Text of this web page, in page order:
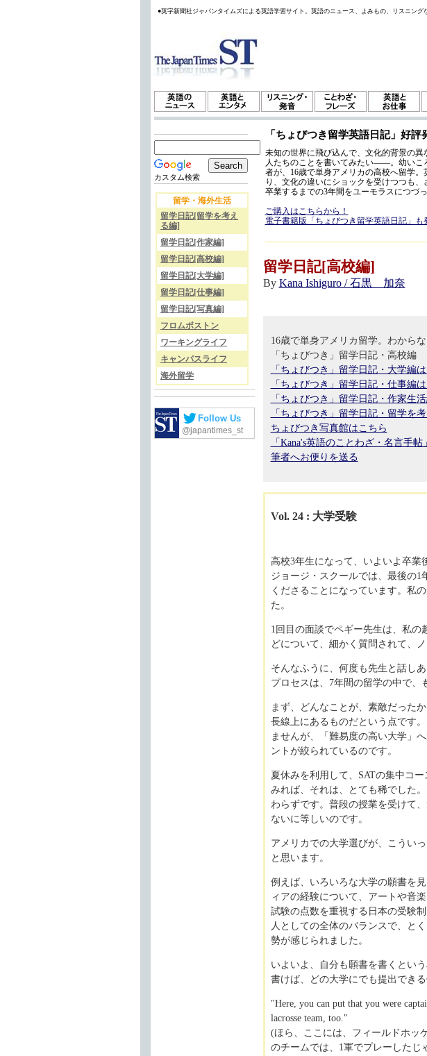
●英字新聞社ジャパンタイムズによる英語学習サイト。英語のニュース、よみもの、リスニング
カスタム検索
留学・海外生活
留学日記[留学を考え
る編]
留学日記[作家編]
留学日記[高校編]
留学日記[大学編]
留学日記[仕事編]
留学日記[写真編]
フロムボストン
ワーキングライフ
キャンパスライフ
海外留学
Follow Us
@japantimes_st
「ちょびつき留学英語日記」好評
未知の世界に飛び込んで、文化的背景の
人たちのことを書いてみたい——。幼いこ
者が、16歳で単身アメリカの高校へ留学
り、文化の違いにショックを受けつつも
卒業するまでの3年間をユーモラスにつづっ
ご購入はこちらから！
電子書籍版「ちょびつき留学英語日記」も
留学日記[高校編]
By Kana Ishiguro / 石黒 加奈
16歳で単身アメリカ留学。わから
「ちょびつき」留学日記・高校編
「ちょびつき」留学日記・大学編
「ちょびつき」留学日記・仕事編
「ちょびつき」留学日記・作家生
「ちょびつき」留学日記・留学を
ちょびつき写真館はこちら
「Kana's英語のことわざ・名言手帖
筆者へお便りを送る
Vol. 24 : 大学受験
高校3年生になって、いよいよ卒業
ジョージ・スクールでは、最後の
くださることになっています。私
た。
1回目の面談でペギー先生は、私
どについて、細かく質問されて、
そんなふうに、何度も先生と話し
プロセスは、7年間の留学の中で、
まず、どんなことが、素敵だった
長線上にあるものだという点です
ませんが、「難易度の高い大学」
ントが絞られているのです。
夏休みを利用して、SATの集中コ
みれば、それは、とても稀でした
わらずです。普段の授業を受けて
ないに等しいのです。
アメリカでの大学選びが、こうい
と思います。
例えば、いろいろな大学の願書を
ィアの経験について、アートや音
試験の点数を重視する日本の受験
人としての全体のバランスで、と
勢が感じられました。
いよいよ、自分も願書を書くとい
書けば、どの大学にでも提出でき
"Here, you can put that you were
lacrosse team, too."
(ほら、ここには、フィールドホッ
のチームでは、1軍でプレーしたじ